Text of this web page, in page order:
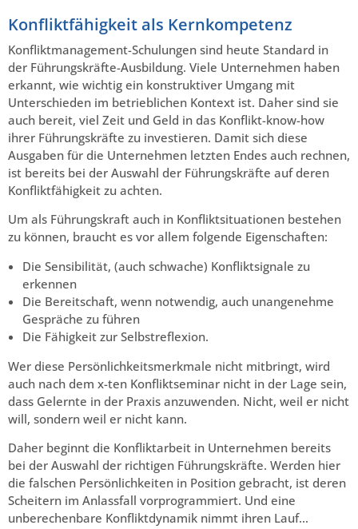
Konfliktfähigkeit als Kernkompetenz
Konfliktmanagement-Schulungen sind heute Standard in
der Führungskräfte-Ausbildung. Viele Unternehmen haben
erkannt, wie wichtig ein konstruktiver Umgang mit
Unterschieden im betrieblichen Kontext ist. Daher sind sie
auch bereit, viel Zeit und Geld in das Konflikt-know-how
ihrer Führungskräfte zu investieren. Damit sich diese
Ausgaben für die Unternehmen letzten Endes auch rechnen,
ist bereits bei der Auswahl der Führungskräfte auf deren
Konfliktfähigkeit zu achten.
Um als Führungskraft auch in Konfliktsituationen bestehen
zu können, braucht es vor allem folgende Eigenschaften:
Die Sensibilität, (auch schwache) Konfliktsignale zu
erkennen
Die Bereitschaft, wenn notwendig, auch unangenehme
Gespräche zu führen
Die Fähigkeit zur Selbstreflexion.
Wer diese Persönlichkeitsmerkmale nicht mitbringt, wird
auch nach dem x-ten Konfliktseminar nicht in der Lage sein,
dass Gelernte in der Praxis anzuwenden. Nicht, weil er nicht
will, sondern weil er nicht kann.
Daher beginnt die Konfliktarbeit in Unternehmen bereits
bei der Auswahl der richtigen Führungskräfte. Werden hier
die falschen Persönlichkeiten in Position gebracht, ist deren
Scheitern im Anlassfall vorprogrammiert. Und eine
unberechenbare Konfliktdynamik nimmt ihren Lauf…